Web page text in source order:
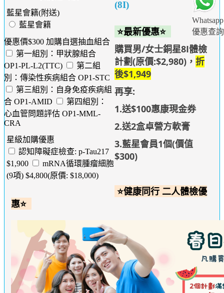
Whatsapp
優惠查詢
藍星會籍(附送)
藍星會籍
優惠價$300 加購自選抽血組合
第一組別：甲狀腺組合
OP1-PL-L2(TTC)
第二組
別：傳染性疾病組合 OP1-STC
第三組別：自身免疫疾病組
合 OP1-AMID
第四組別：
心血管問題評估 OP1-MML-
CRA
星級加購優惠
認知障礙症檢查: p-Tau217
$1,900
mRNA循環腫瘤細胞
(9項) $4,800(原價: $18,000)
(8I)
⭐最新優惠⭐
購買男/女士銅星8I體檢
計劃(原價:$2,980)， 折
後$1,949
再享:
1.送$100惠康現金券
2.送2盒卓營方軟膏
3.藍星會員1個(價值
$300)
⭐健康同行 二人體檢優
惠⭐